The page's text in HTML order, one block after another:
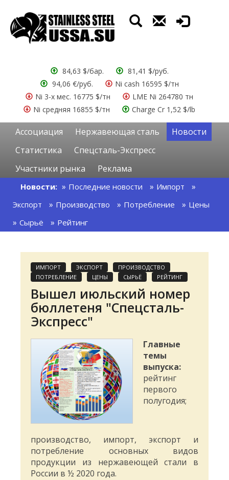
84,63 $/бар.
81,41 $/руб.
94,06 €/руб.
Ni cash 16595 $/тн
Ni 3-х мес. 16775 $/тн
LME Ni 264780 тн
Ni средняя 16855 $/тн
Charge Cr 1,52 $/lb
Ассоциация Нержавеющая сталь
Новости
Статистика
Спецсталь-Экспресс
Участники рынка
Реклама
Новости: Последние новости
Импорт
Экспорт
Производство Потребление
Цены
Сырьё
Рейтинг
ИМПОРТ ЭКСПОРТ
ПРОИЗВОДСТВО
ПОТРЕБЛЕНИЕ
ЦЕНЫ СЫРЬЁ РЕЙТИНГ
Вышел июльский номер
бюллетеня "Спецсталь-
Экспресс"
Главные
темы
выпуска:
рейтинг
первого
полугодия;
производство, импорт, экспорт и
потребление основных видов
продукции из нержавеющей стали в
России в ½ 2020 года.